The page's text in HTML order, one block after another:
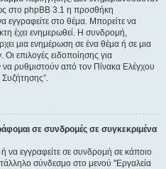
στο phpBB 3.1 η προσθήκη
εγγραφείτε στο θέμα. Μπορείτε να
έχει ενημερωθεί. Η συνδρομή,
μια ενημέρωση σε ένα θέμα ή σε μια
επιλογές ειδοποίησης για
να ρυθμιστούν από τον Πίνακα Ελέγχου
Συζήτησης”.
σε συνδρομές σε συγκεκριμένα
να εγγραφείτε σε συνδρομή σε κάποιο
σύνδεσμο στο μενού "Εργαλεία